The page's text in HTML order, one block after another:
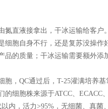
氮直液接拿出，干冰运输给客
细胞自身不行，还是复苏没操作
品的质量；干冰运输需要额外添
胞，QC通过后，T-25灌满培养
的细胞株来源于ATCC、ECACC
内，活力>95%，无细菌、真菌